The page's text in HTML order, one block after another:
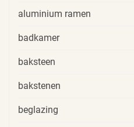
aluminium ramen
badkamer
baksteen
bakstenen
beglazing